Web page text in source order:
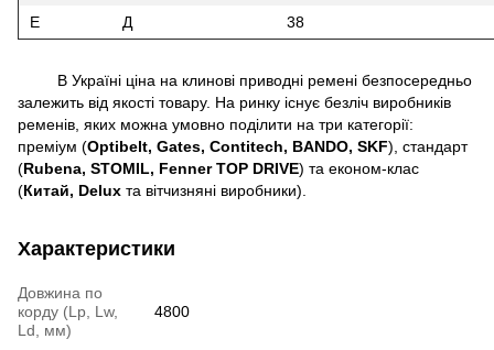
E
Д 38
В Україні ціна на клинові приводні ремені безпосередньо
залежить від якості товару. На ринку існує безліч виробників
ременів, яких можна умовно поділити на три категорії:
преміум (Optibelt, Gates, Contitech, BANDO, SKF), стандарт
(Rubena, STOMIL, Fenner TOP DRIVE) та економ-клас
(Китай, Delux та вітчизняні виробники).
Характеристики
Довжина по
корду (Lp, Lw,
Ld, мм)
4800